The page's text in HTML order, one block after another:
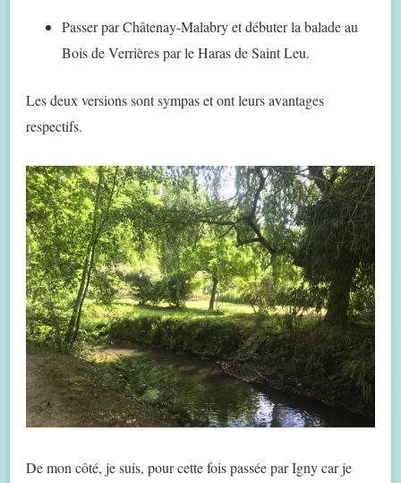
Passer par Châtenay-Malabry et débuter la balade au
Bois de Verrières par le Haras de Saint Leu.
Les deux versions sont sympas et ont leurs avantages
respectifs.
De mon côté, je suis, pour cette fois passée par Igny car je